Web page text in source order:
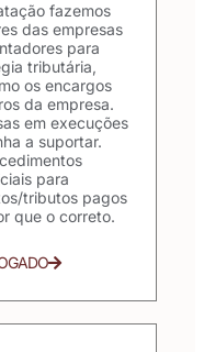
fazemos
das empresas
para
tributária,
os encargos
da empresa.
em execuções
a suportar.
para
tributos pagos
que o correto.